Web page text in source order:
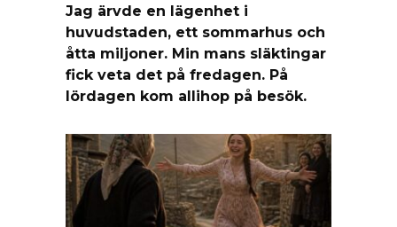
Jag ärvde en lägenhet i
huvudstaden, ett sommarhus och
åtta miljoner. Min mans släktingar
fick veta det på fredagen. På
lördagen kom allihop på besök.